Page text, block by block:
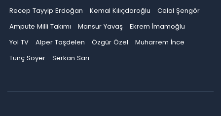
Recep Tayyip Erdoğan Kemal Kılıçdaroğlu
Celal Şengör
Ampute Milli Takımı
Mansur Yavaş
Ekrem İmamoğlu
Yol TV
Alper Taşdelen Özgür Özel
Muharrem İnce
Tunç Soyer
Serkan Sarı